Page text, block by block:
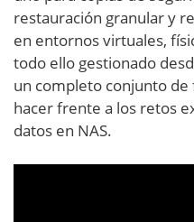
restauración granular y
en entornos virtuales,
todo ello gestionado
un completo conjunto de
hacer frente a los retos
datos en NAS.